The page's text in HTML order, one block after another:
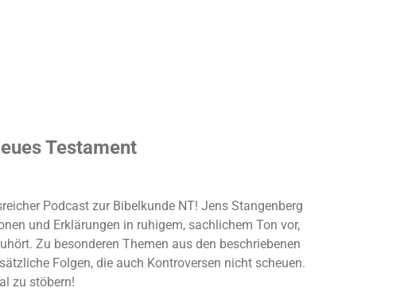
Testament
Podcast zur Bibelkunde NT! Jens Stangenberg
und Erklärungen in ruhigem, sachlichem Ton vor,
Zu besonderen Themen aus den beschriebenen
Folgen, die auch Kontroversen nicht scheuen.
zu stöbern!